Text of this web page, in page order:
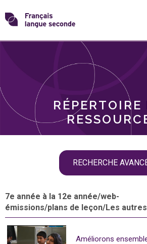
Skip
toTransformons
langue
RÉPERTOIRE
RECHERCHE
THÈMES
7e année à la 12e année/web-
émissions/plans de leçon/Les autres
Améliorons